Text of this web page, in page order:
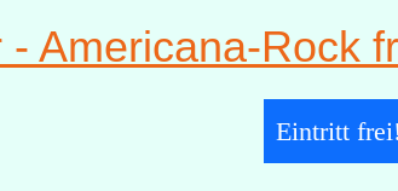
Americana-Rock
Eintritt